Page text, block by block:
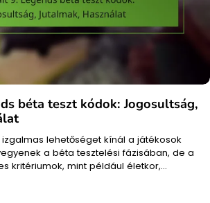
béta teszt kódok: Jogosultság,
izgalmas lehetőséget kínál a játékosok
a béta tesztelési fázisában, de a
kritériumok, mint például életkor,…